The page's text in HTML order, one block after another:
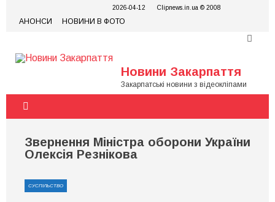
content
2026-04-12 Clipnews.in.ua © 2008
АНОНСИ НОВИНИ В ФОТО
Новини Закарпаття
Закарпатські новини з відеокліпами
Звернення Міністра оборони України
Олексія Резнікова
СУСПІЛЬСТВО